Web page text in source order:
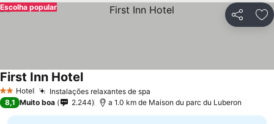
Partilhar
Escolha popular
2 Estrelas
Hotel Instalações relaxantes de spa
First Inn Hotel
8,1 Muito boa 2.244 a 1.0 km de Maison du parc du Luberon